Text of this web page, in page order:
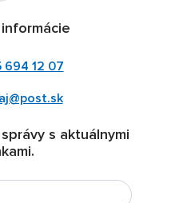
694 12 07
s aktuálnymi